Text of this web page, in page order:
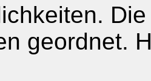
geordnet.